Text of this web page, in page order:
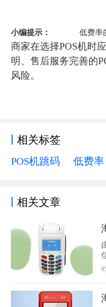
小编提示： 低费率
商家在选择POS机时
明、售后服务完善的
风险。
相关标签
POS机跳码 低费率
相关文章